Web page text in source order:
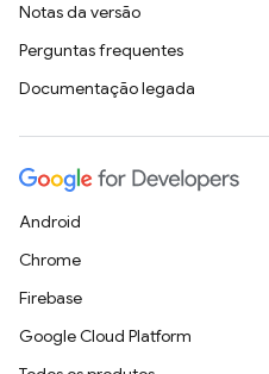
Notas da versão
Perguntas frequentes
Documentação legada
Android
Chrome
Firebase
Google Cloud Platform